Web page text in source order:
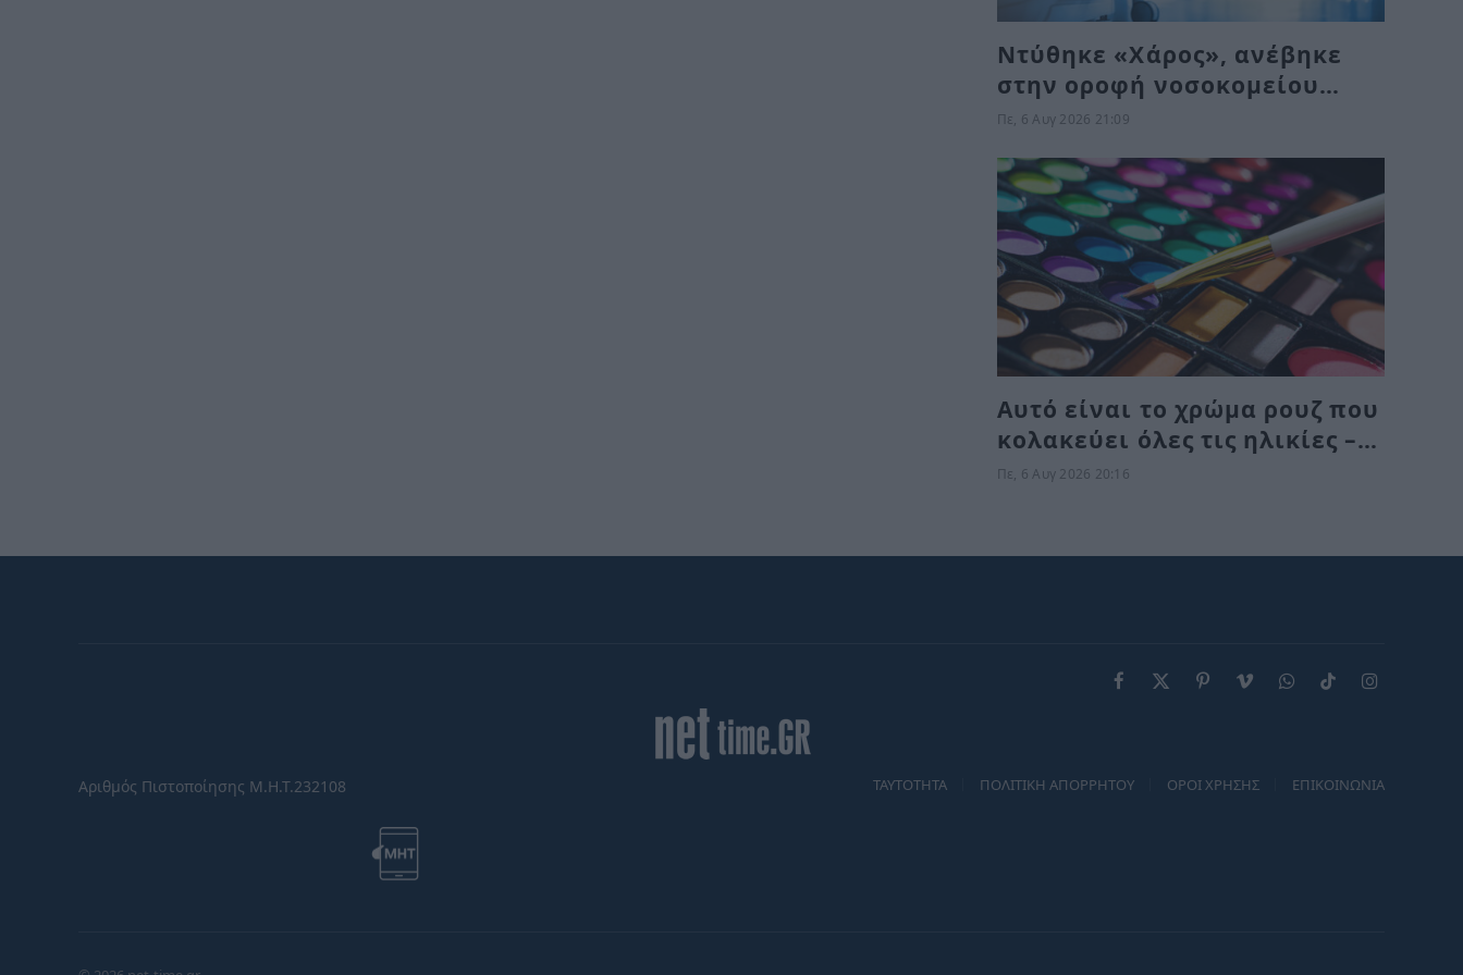
Ντύθηκε «Χάρος», ανέβηκε
στην οροφή νοσοκομείου
και… σκόρπισε τον τρόμο
Πε, 6 Αυγ 2026 21:09
Αυτό είναι το χρώμα ρουζ που
κολακεύει όλες τις ηλικίες –
Δεν περιμένει κανείς ότι
Πε, 6 Αυγ 2026 20:16
Facebook
X
PinterestVimeoWhatsAppTikTokInstagram
Αριθμός Πιστοποίησης Μ.Η.Τ.232108 TAYTOTHTA ΠΟΛΙΤΙΚΗ ΑΠΟΡΡΗΤΟΥ ΟΡΟΙ ΧΡΗΣΗΣ ΕΠΙΚΟΙΝΩΝΙΑ